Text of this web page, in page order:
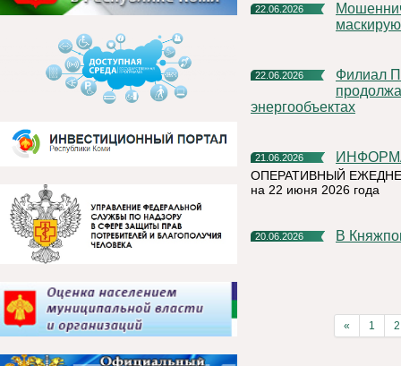
22.06.2026
Мошенническая схема в мессенджерах: как аферисты
22.06.2026
Филиал ПАО «Россети Северо-Запад» в Республике Коми
энергообъектах
21.06.2026
ОПЕРАТИВНЫЙ
на 22 июня 2026 года
20.06.2026 В
« 1 2